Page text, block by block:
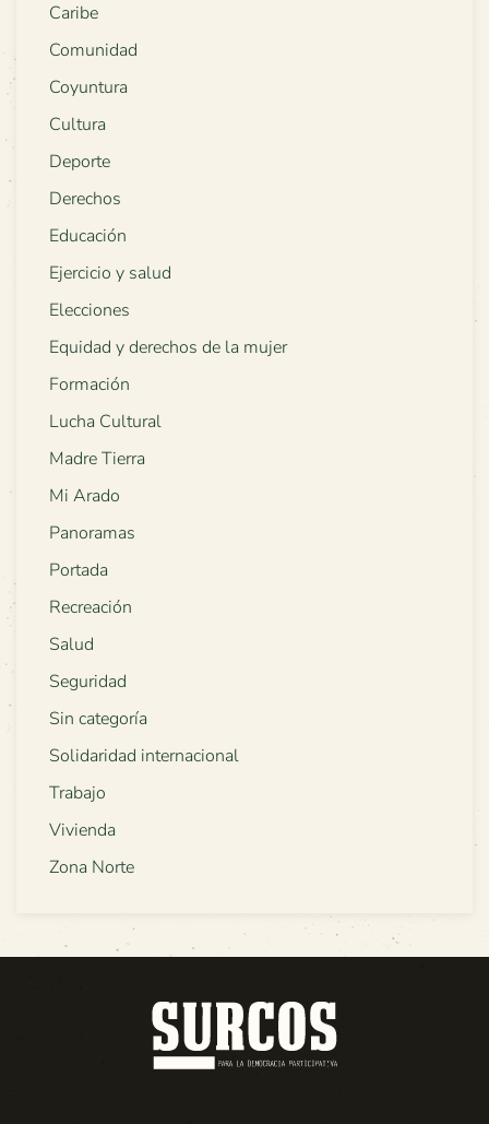
Caribe
Comunidad
Coyuntura
Cultura
Deporte
Derechos
Educación
Ejercicio y salud
Elecciones
Equidad y derechos de la mujer
Formación
Lucha Cultural
Madre Tierra
Mi Arado
Panoramas
Portada
Recreación
Salud
Seguridad
Sin categoría
Solidaridad internacional
Trabajo
Vivienda
Zona Norte